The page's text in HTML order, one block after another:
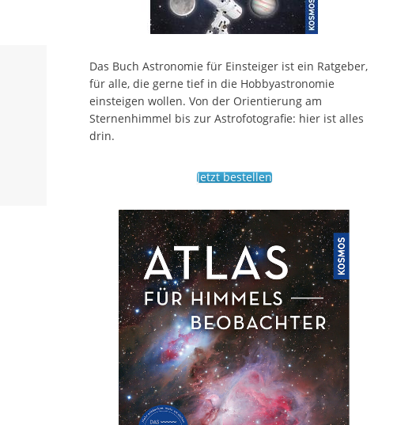
Das Buch Astronomie für Einsteiger ist ein Ratgeber,
für alle, die gerne tief in die Hobbyastronomie
einsteigen wollen. Von der Orientierung am
Sternenhimmel bis zur Astrofotografie: hier ist alles
drin.
Jetzt bestellen